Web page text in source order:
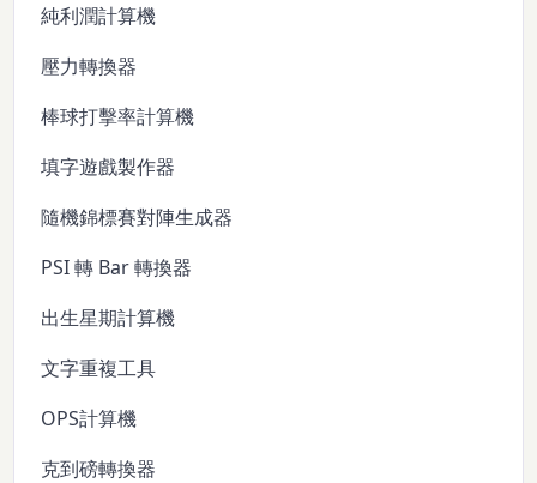
純利潤計算機
壓力轉換器
棒球打擊率計算機
填字遊戲製作器
隨機錦標賽對陣生成器
PSI 轉 Bar 轉換器
出生星期計算機
文字重複工具
OPS計算機
克到磅轉換器